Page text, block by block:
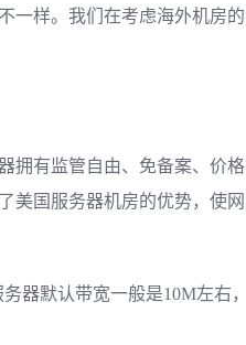
一样。我们在考虑海外机房的
拥有监管自由、免备案、价格
美国服务器机房的优势，使网
器默认带宽一般是10M左右，